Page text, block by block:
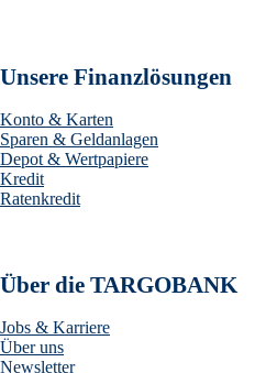
Unsere Finanzlösungen
Konto & Karten
Sparen & Geldanlagen
Depot & Wertpapiere
Kredit
Ratenkredit
Über die TARGOBANK
Jobs & Karriere
Über uns
Newsletter